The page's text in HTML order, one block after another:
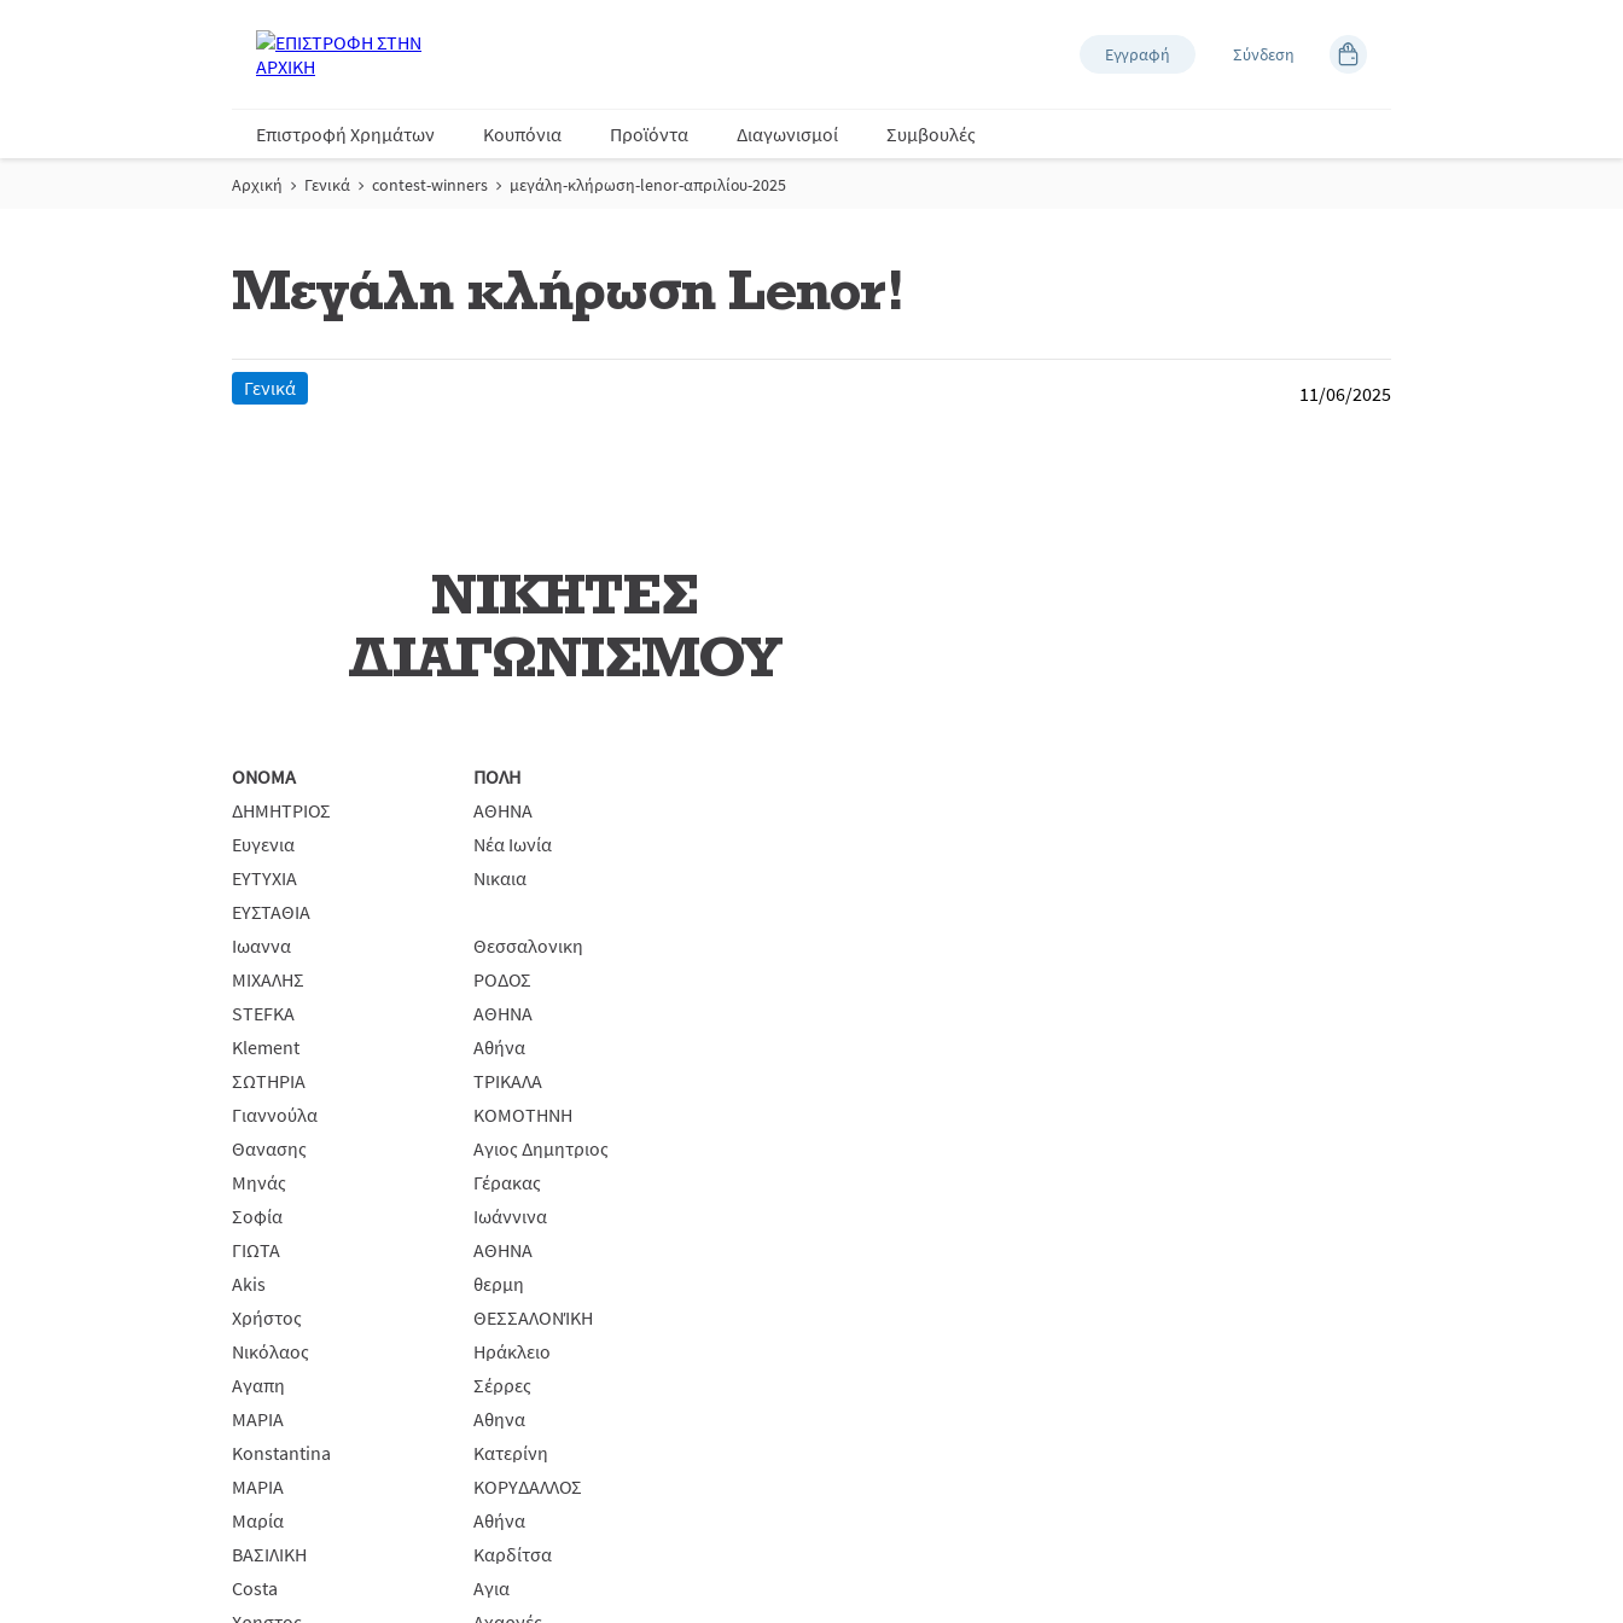
Εγγραφή Σύνδεση
Επιστροφή Χρημάτων Κουπόνια Προϊόντα Διαγωνισμοί Συμβουλές
Αρχική Γενικά contest-winners μεγάλη-κλήρωση-lenor-απριλίου-2025
Μεγάλη κλήρωση Lenor!
Γενικά 11/06/2025
ΝΙΚΗΤΕΣ
ΔΙΑΓΩΝΙΣΜΟΥ
ONOMA
ΠΟΛΗ
ΔΗΜΗΤΡΙΟΣ
ΑΘΗΝΑ
Ευγενια
Νέα Ιωνία
ΕΥΤΥΧΙΑ
Νικαια
ΕΥΣΤΑΘΙΑ
Ιωαννα
Θεσσαλονικη
ΜΙΧΑΛΗΣ
ΡΟΔΟΣ
STEFKA
ΑΘΗΝΑ
Klement
Αθήνα
ΣΩΤΗΡΙΑ
ΤΡΙΚΑΛΑ
Γιαννούλα
ΚΟΜΟΤΗΝΗ
Θανασης
Αγιος Δημητριος
Μηνάς
Γέρακας
Σοφία
Ιωάννινα
ΓΙΩΤΑ
ΑΘΗΝΑ
Akis
θερμη
Χρήστος
ΘΕΣΣΑΛΟΝΊΚΗ
Νικόλαος
Ηράκλειο
Αγαπη
Σέρρες
ΜΑΡΙΑ
Αθηνα
Konstantina
Κατερίνη
ΜΑΡΙΑ
ΚΟΡΥΔΑΛΛΟΣ
Μαρία
Αθήνα
ΒΑΣΙΛΙΚΗ
Καρδίτσα
Costa
Αγια